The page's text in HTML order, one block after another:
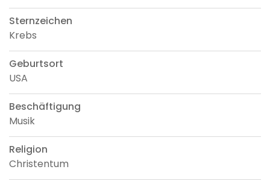
Sternzeichen
Krebs
Geburtsort
USA
Beschäftigung
Musik
Religion
Christentum